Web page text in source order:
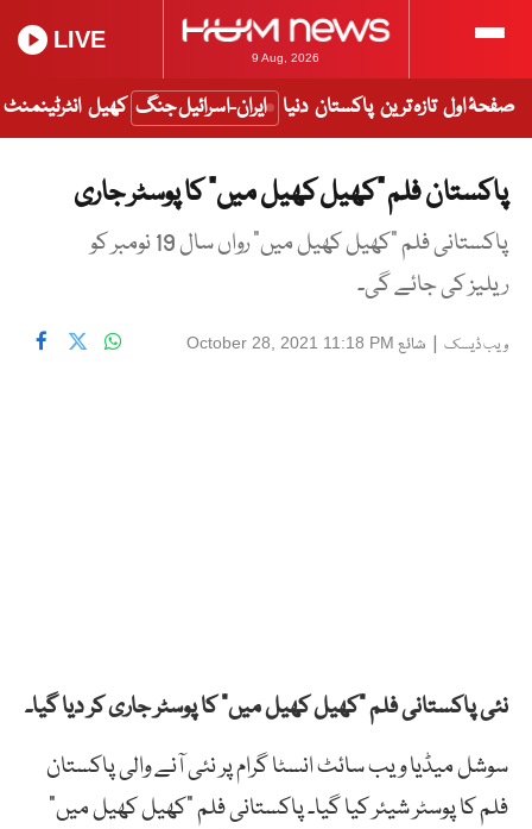
9 Aug, 2026
LIVE
صفحۂ اول تازہ ترین پاکستان دنیا ایران-اسرائیل جنگ کھیل انٹرٹینمنٹ
پاکستان فلم “کھیل کھیل میں” کا پوسٹر جاری
پاکستانی فلم "کھیل کھیل میں" رواں سال 19 نومبر کو
ریلیز کی جائے گی۔
ویب ڈیسک | شائع October 28, 2021 11:18 PM
نئی پاکستانی فلم “کھیل کھیل میں” کا پوسٹر جاری کر دیا گیا۔
سوشل میڈیا ویب سائٹ انسٹا گرام پر نئی آنے والی پاکستان
فلم کا پوسٹر شیئر کیا گیا۔ پاکستانی فلم “کھیل کھیل میں”